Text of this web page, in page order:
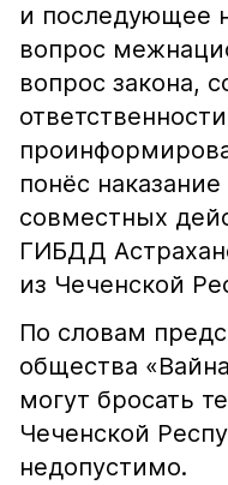
и последующее
вопрос
вопрос закона,
понёс наказание
совместных
ГИБДД
из Чеченской
По словам
общества
могут бросать
Чеченской
недопустимо.